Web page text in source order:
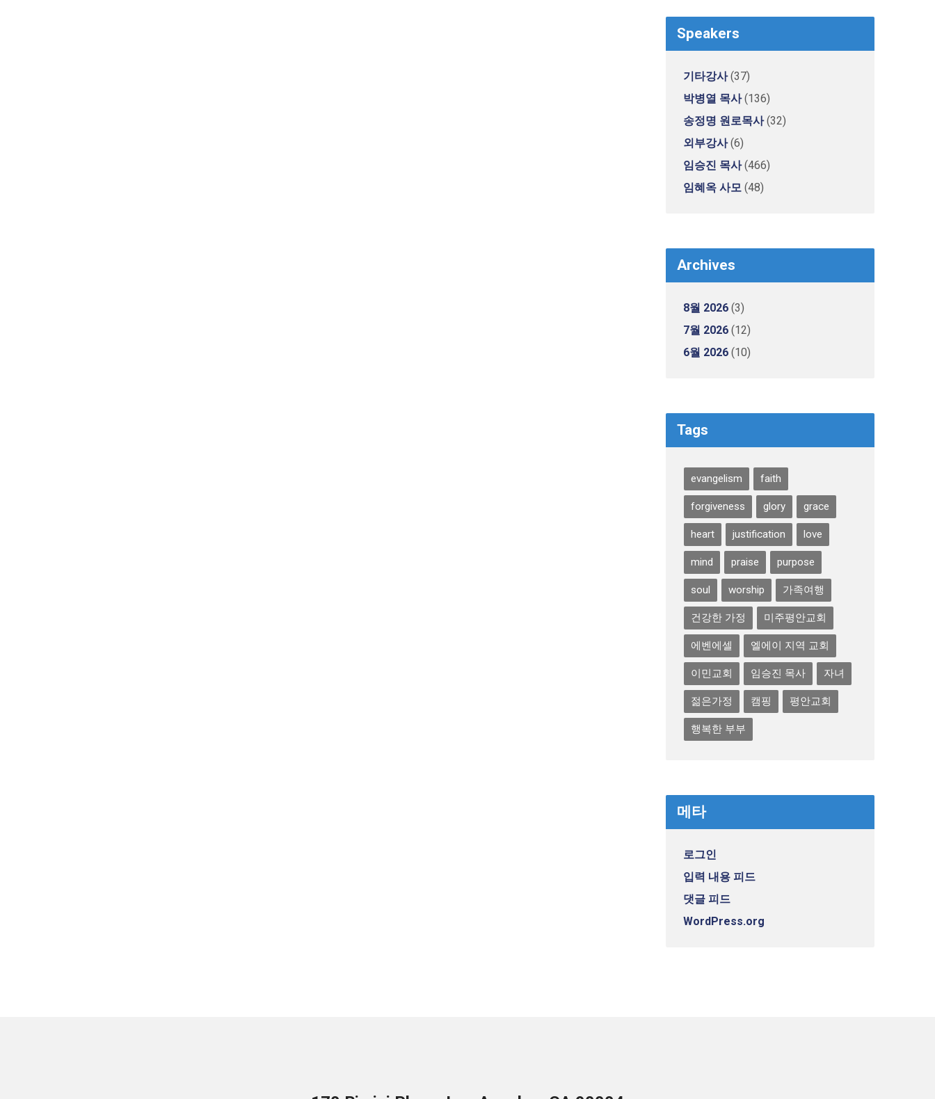
Speakers
기타강사(37)
박병열 목사(136)
송정명 원로목사(32)
외부강사(6)
임승진 목사(466)
임혜옥 사모 (48)
Archives
8월 2026 (3)
7월 2026 (12)
6월 2026 (10)
Tags
evangelism faith
forgiveness glory grace
heart justification love
mind praise purpose
soul worship 가족여행
건강한 가정 미주평안교회
에벤에셀 엘에이 지역 교회
이민교회 임승진 목사 자녀
젊은가정 캠핑 평안교회
행복한 부부
메타
로그인
입력 내용 피드
댓글 피드
WordPress.org